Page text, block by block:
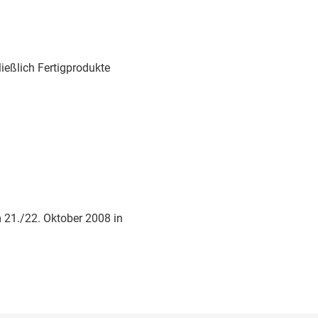
die Probe
haben
und
Fertigprodukte
22. Oktober 2008 in